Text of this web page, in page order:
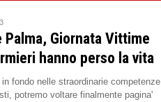
Palma, Giornata Vittime
hanno perso la vita
fondo nelle straordinarie competenze
potremo voltare finalmente pagina'